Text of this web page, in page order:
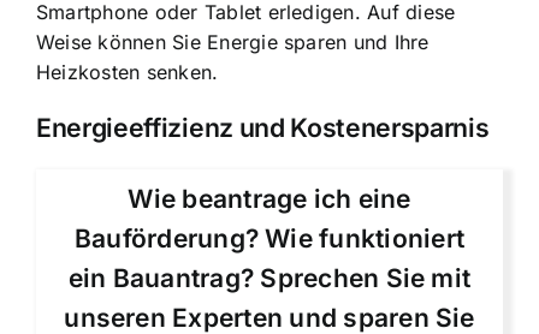
Smartphone oder Tablet erledigen. Auf diese
Weise können Sie Energie sparen und Ihre
Heizkosten senken.
Energieeffizienz und Kostenersparnis
Wie beantrage ich eine
Bauförderung? Wie funktioniert
ein Bauantrag? Sprechen Sie mit
unseren Experten und sparen Sie